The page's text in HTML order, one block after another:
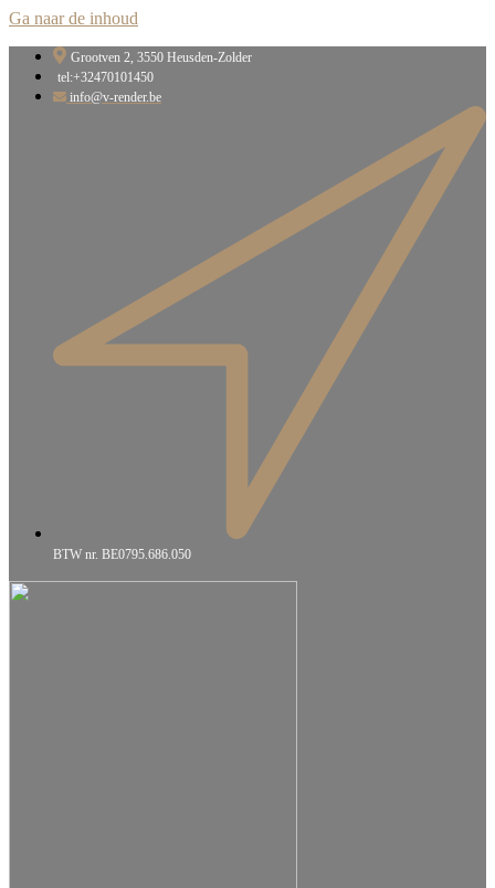
Ga naar de inhoud
Grootven 2, 3550 Heusden-Zolder​
tel:+32470101450
info@v-render.be
BTW nr. BE0795.686.050